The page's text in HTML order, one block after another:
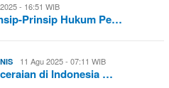
- 16:51 WIB
Prinsip Hukum Pe…
11 Agu 2025 - 07:11 WIB
di Indonesia …